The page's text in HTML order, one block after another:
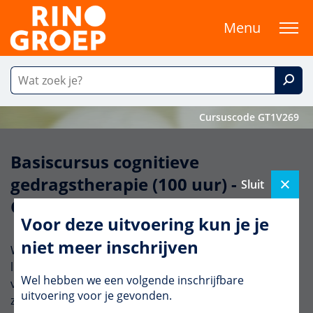
Menu
Cursuscode GT1V269
Sluit
Voor deze uitvoering kun je je
niet meer inschrijven
Wel hebben we een volgende inschrijfbare
uitvoering voor je gevonden.
Basiscursus cognitieve
gedragstherapie (100 uur) -
Compacte inleiding
Wil je de basiscursus CGT volgen, maar is een volledig
live traject lastig te combineren met je agenda? Tijdens
vier aaneengesloten lesdagen in Utrecht volg je deze
zomer de inleiding (30 uur), waarna je de cursus